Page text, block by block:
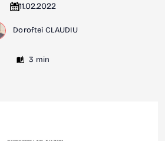
11.02.2022
Doroftei CLAUDIU
3 min